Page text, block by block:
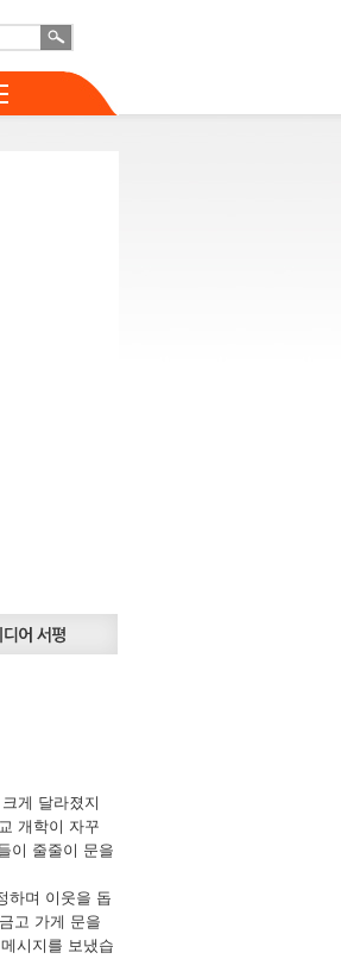
게 달라졌지
개학이 자꾸
이 줄줄이 문을
하며 이웃을 돕
고 가게 문을
시지를 보냈습